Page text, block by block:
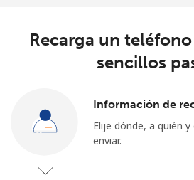
Recarga un
sencillos
Información de
Elije dónde, a quién
enviar.